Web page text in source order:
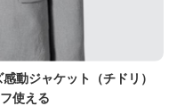
動ジャケット（チドリ）
使える